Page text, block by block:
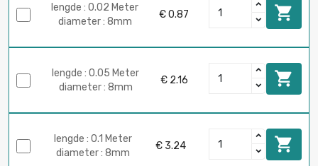
lengde : 0.02 Meter
diameter : 8mm
€ 0.87 
lengde : 0.05 Meter
diameter : 8mm
€ 2.16 
lengde : 0.1 Meter
diameter : 8mm
€ 3.24 